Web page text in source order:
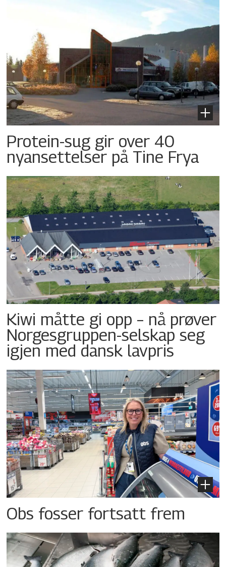
Protein-sug gir over 40
nyansettelser på Tine Frya
Kiwi måtte gi opp – nå prøver
Norgesgruppen-selskap seg
igjen med dansk lavpris
Obs fosser fortsatt frem